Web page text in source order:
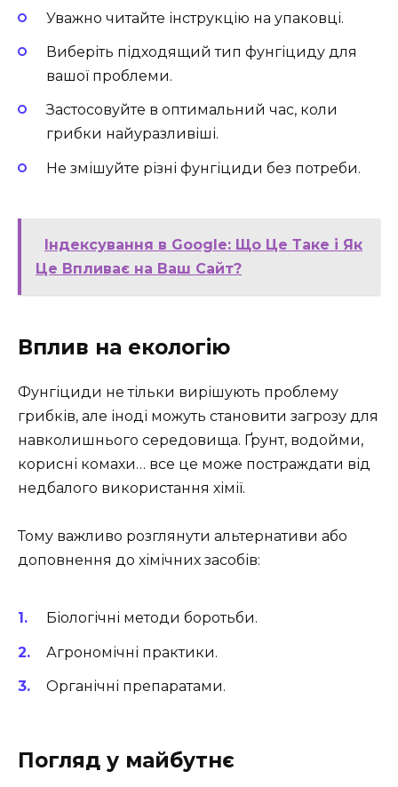
Уважно читайте інструкцію на упаковці.
Виберіть підходящий тип фунгіциду для
вашої проблеми.
Застосовуйте в оптимальний час, коли
грибки найуразливіші.
Не змішуйте різні фунгіциди без потреби.
Індексування в Google: Що Це Таке і Як
Це Впливає на Ваш Сайт?
Вплив на екологію
Фунгіциди не тільки вирішують проблему
грибків, але іноді можуть становити загрозу для
навколишнього середовища. Ґрунт, водойми,
корисні комахи… все це може постраждати від
недбалого використання хімії.
Тому важливо розглянути альтернативи або
доповнення до хімічних засобів:
Біологічні методи боротьби.
Агрономічні практики.
Органічні препаратами.
Погляд у майбутнє